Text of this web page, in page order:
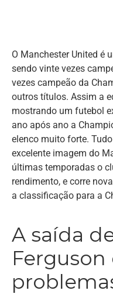
O Manchester United é
sendo vinte vezes
vezes campeão da
outros títulos. Assim a
mostrando um futebol
ano após ano a
elenco muito forte.
excelente imagem do
últimas temporadas o
rendimento, e corre
a classificação para a
A saída